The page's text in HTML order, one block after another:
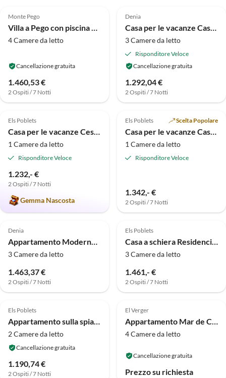
Monte Pego
4 Camere da letto
Cancellazione gratuita
1.460,53 €
2 Ospiti / 7 Notti
Denia
3 Camere da letto
Risponditore Veloce
Cancellazione gratuita
1.292,04 €
2 Ospiti / 7 Notti
5.0 (2)
Els Poblets
1 Camere da letto
Risponditore Veloce
1.232,- €
2 Ospiti / 7 Notti
Gemma Nascosta
5.0 (2)
Els Poblets Scelta Popolare
1 Camere da letto
Risponditore Veloce
1.342,- €
2 Ospiti / 7 Notti
4.0 (1)
Denia
3 Camere da letto
1.463,37 €
2 Ospiti / 7 Notti
Els Poblets
3 Camere da letto
1.461,- €
2 Ospiti / 7 Notti
Els Poblets
2 Camere da letto
Cancellazione gratuita
1.190,74 €
2 Ospiti / 7 Notti
El Verger
4 Camere da letto
Cancellazione gratuita
Prezzo su richiesta